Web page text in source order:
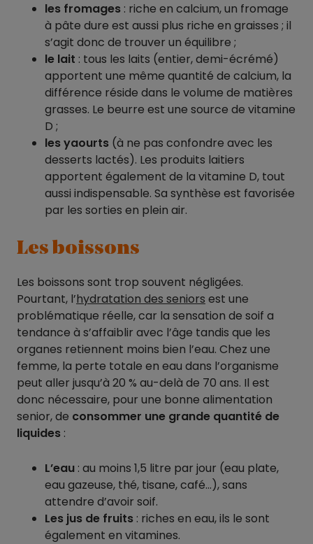
les fromages : riche en calcium, un fromage
à pâte dure est aussi plus riche en graisses ; il
s’agit donc de trouver un équilibre ;
le lait : tous les laits (entier, demi-écrémé)
apportent une même quantité de calcium, la
différence réside dans le volume de matières
grasses. Le beurre est une source de vitamine
D ;
les yaourts (à ne pas confondre avec les
desserts lactés). Les produits laitiers
apportent également de la vitamine D, tout
aussi indispensable. Sa synthèse est favorisée
par les sorties en plein air.
Les boissons
Les boissons sont trop souvent négligées.
Pourtant, l’hydratation des seniors est une
problématique réelle, car la sensation de soif a
tendance à s’affaiblir avec l’âge tandis que les
organes retiennent moins bien l’eau. Chez une
femme, la perte totale en eau dans l’organisme
peut aller jusqu’à 20 % au-delà de 70 ans. Il est
donc nécessaire, pour une bonne alimentation
senior, de consommer une grande quantité de
liquides :
L’eau : au moins 1,5 litre par jour (eau plate,
eau gazeuse, thé, tisane, café…), sans
attendre d’avoir soif.
Les jus de fruits : riches en eau, ils le sont
également en vitamines.